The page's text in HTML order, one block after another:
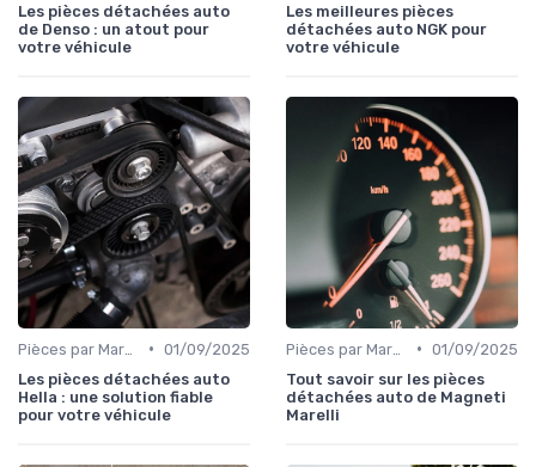
Les pièces détachées auto
de Denso : un atout pour
votre véhicule
Les meilleures pièces
détachées auto NGK pour
votre véhicule
• 01/09/2025
Les pièces détachées auto
Hella : une solution fiable
pour votre véhicule
• 01/09/2025
Tout savoir sur les pièces
détachées auto de Magneti
Marelli